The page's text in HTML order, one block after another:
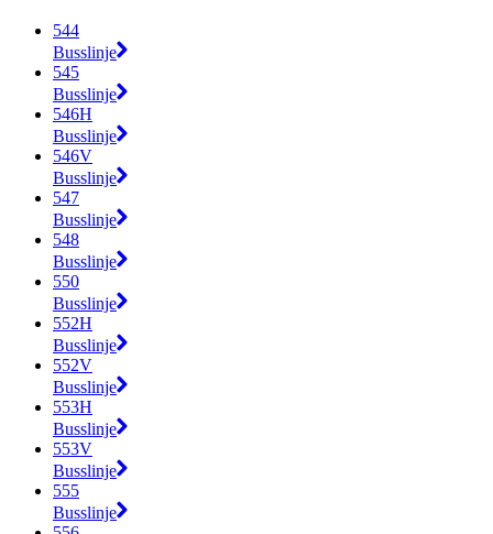
544
Busslinje
545
Busslinje
546H
Busslinje
546V
Busslinje
547
Busslinje
548
Busslinje
550
Busslinje
552H
Busslinje
552V
Busslinje
553H
Busslinje
553V
Busslinje
555
Busslinje